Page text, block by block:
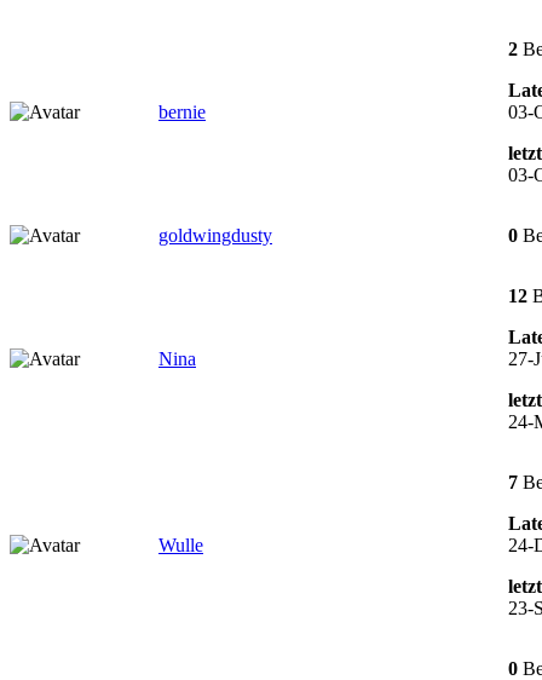
bernie
2
03-
03-
goldwingdusty 0
Nina
12
27-
24-
Wulle
7
24-
23-
0